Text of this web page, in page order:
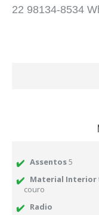
22 98134-8534
Assentos5
Material Interior
couro
Radio